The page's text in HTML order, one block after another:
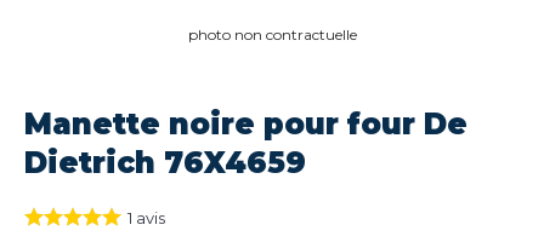
photo non contractuelle
Manette noire pour four De
Dietrich 76X4659
1 avis